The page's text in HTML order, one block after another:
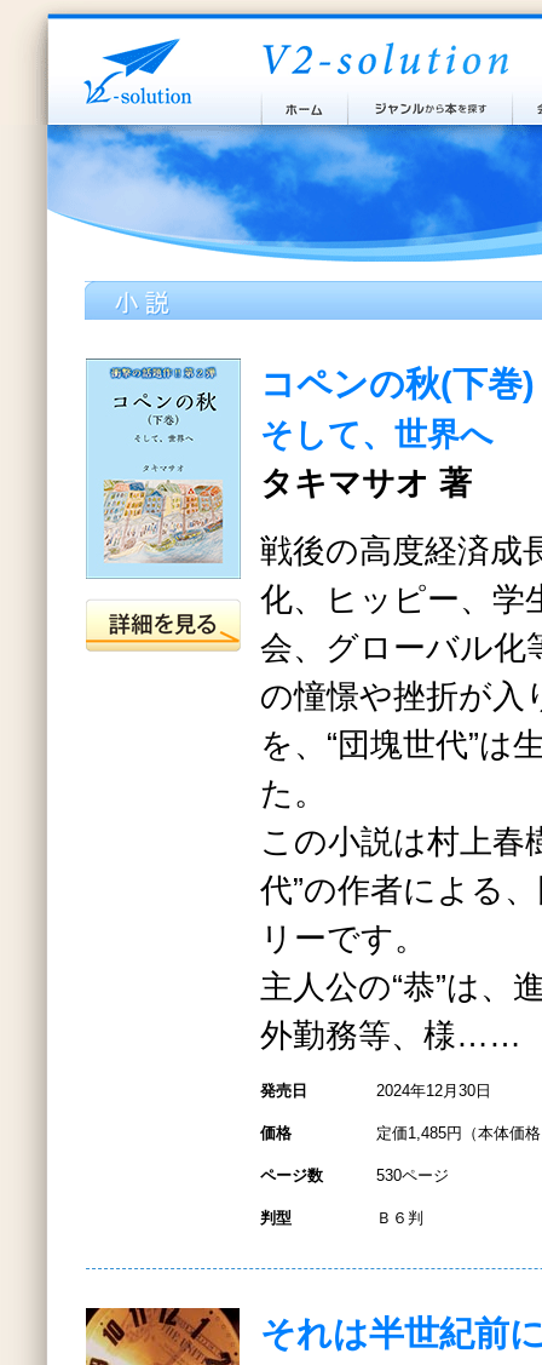
コペンの秋(下巻)
そして、世界へ
タキマサオ 著
戦後の高度経済成
化、ヒッピー、学
会、グローバル化
の憧憬や挫折が入
を、“団塊世代”は
た。
この小説は村上春
代”の作者による
リーです。
主人公の“恭”は、
外勤務等、様……
発売日 2024年12月30日
価格 定価1,485円（本体価
ページ数 530ページ
判型 Ｂ６判
それは半世紀前